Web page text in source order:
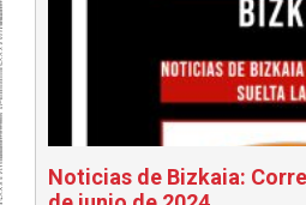
Noticias de Bizkaia: